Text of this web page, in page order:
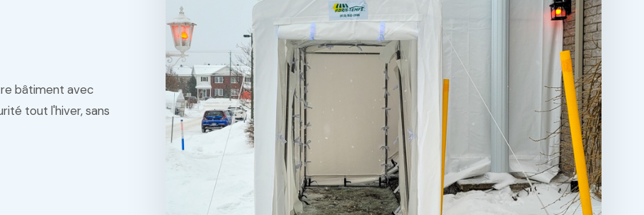
bâtiment avec
tout l'hiver, sans